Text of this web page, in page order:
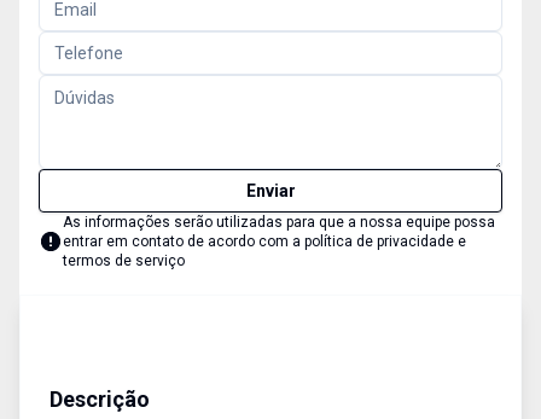
Enviar
As informações serão utilizadas para que a nossa equipe possa
entrar em contato de acordo com a política de privacidade e
termos de serviço
Descrição